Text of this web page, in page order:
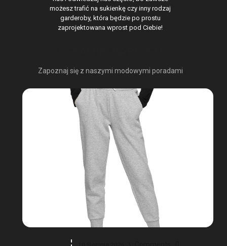
możesz trafić na sukienkę czy inny rodzaj
garderoby, która będzie po prostu
zaprojektowana wprost pod Ciebie!
Zapoznaj się z naszymi modowymi poradami